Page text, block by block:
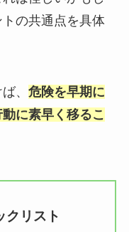
の共通点を具体
、 危険を早期に
に素早く移るこ
クリスト